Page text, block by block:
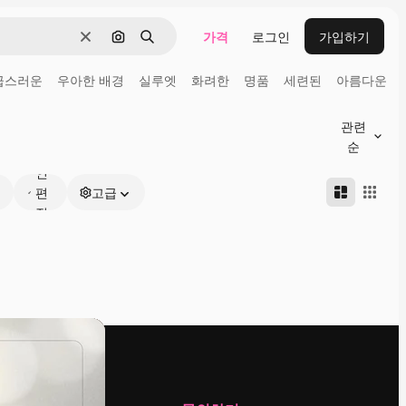
지우기이미지로 검색
검색 가격 로그인 가입하기
스러운 우아한 배경 실루엣 화려한 명품 세련된 아름다운
관련
순
인
편
집
고급